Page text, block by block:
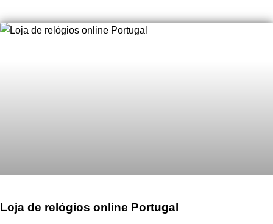
Loja de relógios online Portugal